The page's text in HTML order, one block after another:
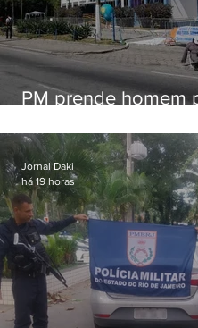
PM prende homem
Jornal Daki
há 19 horas